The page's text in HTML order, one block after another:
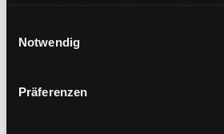
Notwendig
Präferenzen
dafür, dass man hier alles kann, außer
es ja uns Konferenzdolmetscherinnen.
tatsächlich ins Englische. Denn beim
Geschäftsideen, sondern auch